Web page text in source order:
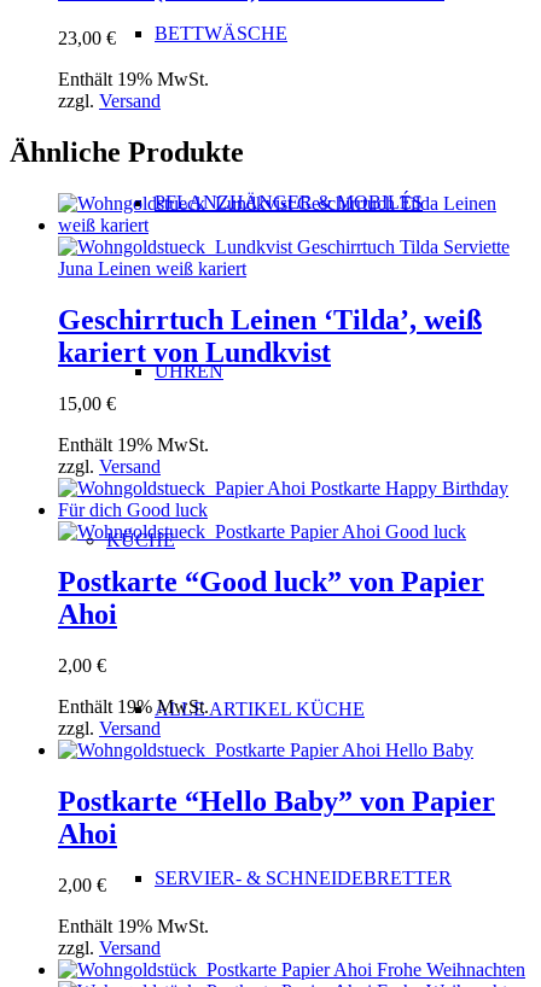
BETTWÄSCHE
PFLANZHÄNGER & MOBILÉS
UHREN
KÜCHE
ALLE ARTIKEL KÜCHE
SERVIER- & SCHNEIDEBRETTER
23,00 €
Enthält 19% MwSt.
zzgl. Versand
Ähnliche Produkte
Geschirrtuch Leinen ‘Tilda’, weiß
kariert von Lundkvist
15,00 €
Enthält 19% MwSt.
zzgl. Versand
Postkarte “Good luck” von Papier
Ahoi
2,00 €
Enthält 19% MwSt.
zzgl. Versand
Postkarte “Hello Baby” von Papier
Ahoi
2,00 €
Enthält 19% MwSt.
zzgl. Versand